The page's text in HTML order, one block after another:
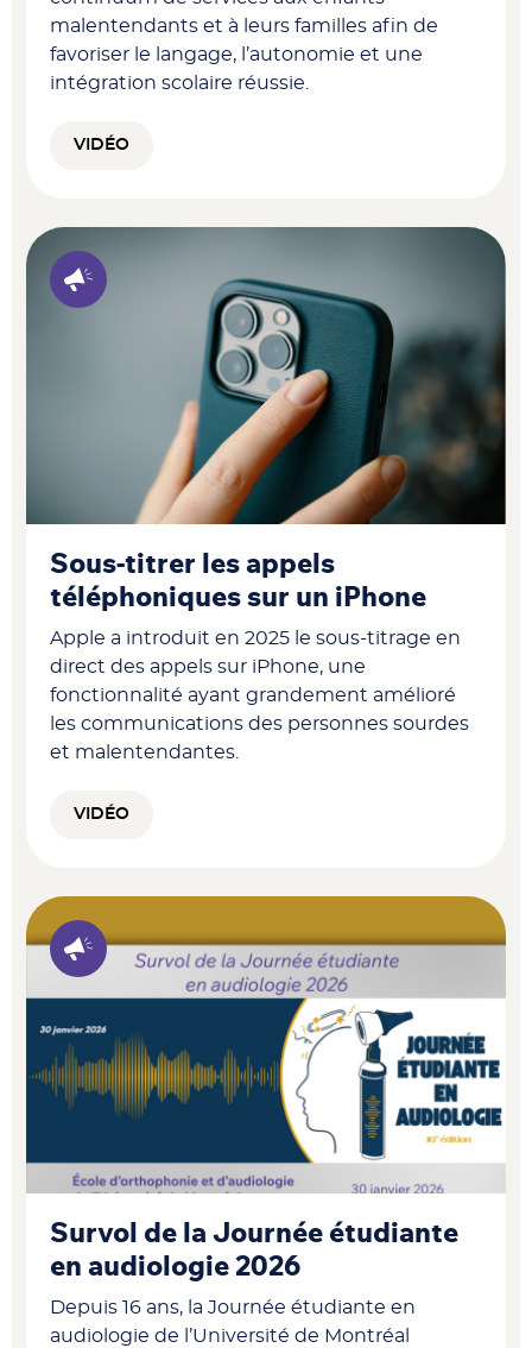
malentendants et à leurs familles afin de
favoriser le langage, l’autonomie et une
intégration scolaire réussie.
VIDÉO
Sous-titrer les appels
téléphoniques sur un iPhone
Apple a introduit en 2025 le sous-titrage en
direct des appels sur iPhone, une
fonctionnalité ayant grandement amélioré
les communications des personnes sourdes
et malentendantes.
VIDÉO
Survol de la Journée étudiante
en audiologie 2026
Depuis 16 ans, la Journée étudiante en
audiologie de l’Université de Montréal